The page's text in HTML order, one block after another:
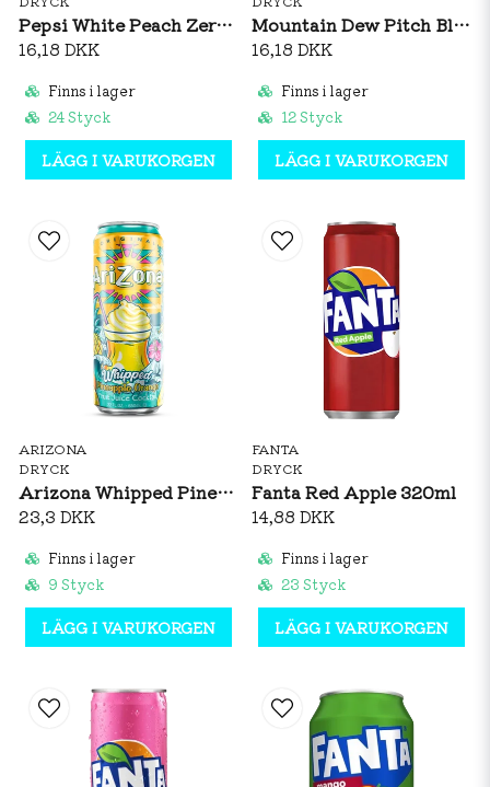
Pepsi White Peach Zero 350ml
16,18 DKK
Finns i lager
24 Styck
LÄGG I VARUKORGEN
Mountain Dew Pitch Black 330ml
16,18 DKK
Finns i lager
12 Styck
LÄGG I VARUKORGEN
ARIZONA
DRYCK
Arizona Whipped Pineapple Orange 650ml
23,3 DKK
Finns i lager
9 Styck
LÄGG I VARUKORGEN
FANTA
DRYCK
Fanta Red Apple 320ml
14,88 DKK
Finns i lager
23 Styck
LÄGG I VARUKORGEN